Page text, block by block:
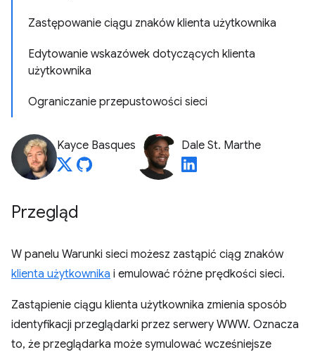
Zastępowanie ciągu znaków klienta użytkownika
Edytowanie wskazówek dotyczących klienta
użytkownika
Ograniczanie przepustowości sieci
Kayce Basques Dale St. Marthe
Przegląd
W panelu Warunki sieci możesz zastąpić ciąg znaków
klienta użytkownika i emulować różne prędkości sieci.
Zastąpienie ciągu klienta użytkownika zmienia sposób
identyfikacji przeglądarki przez serwery WWW. Oznacza
to, że przeglądarka może symulować wcześniejsze